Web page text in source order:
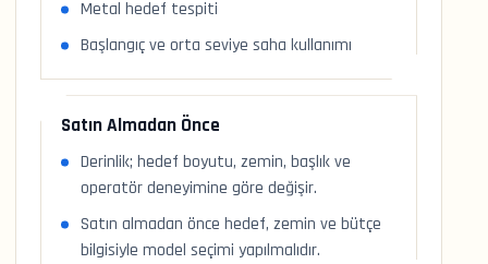
Metal hedef tespiti
Başlangıç ve orta seviye saha kullanımı
Satın Almadan Önce
Derinlik; hedef boyutu, zemin, başlık ve
operatör deneyimine göre değişir.
Satın almadan önce hedef, zemin ve bütçe
bilgisiyle model seçimi yapılmalıdır.